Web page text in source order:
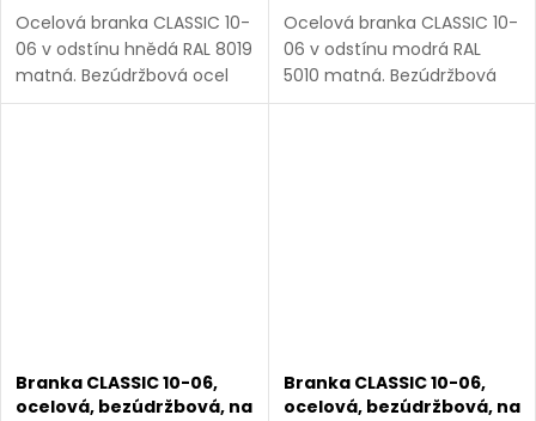
Ocelová branka CLASSIC 10-
06 v odstínu hnědá RAL 8019
matná. Bezúdržbová ocel
(žárový zinek + práškový
Ocelová branka CLASSIC 10-
06 v odstínu modrá RAL
5010 matná. Bezúdržbová
ocel (žárový zinek +
Branka CLASSIC 10-06,
ocelová, bezúdržbová, na
Branka CLASSIC 10-06,
ocelová, bezúdržbová, na